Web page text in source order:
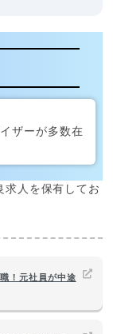
ザーが多数在
求人を保有してお
！元社員が中途